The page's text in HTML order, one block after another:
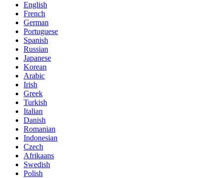
English
French
German
Portuguese
Spanish
Russian
Japanese
Korean
Arabic
Irish
Greek
Turkish
Italian
Danish
Romanian
Indonesian
Czech
Afrikaans
Swedish
Polish